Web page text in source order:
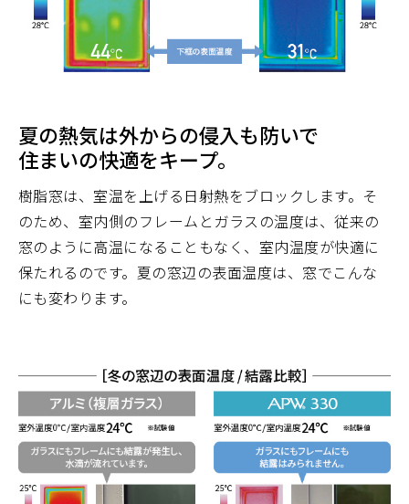
夏の熱気は外からの侵入も防いで
住まいの快適をキープ。
樹脂窓は、室温を上げる日射熱をブロックします。そ
のため、室内側のフレームとガラスの温度は、従来の
窓のように高温になることもなく、室内温度が快適に
保たれるのです。夏の窓辺の表面温度は、窓でこんな
にも変わります。